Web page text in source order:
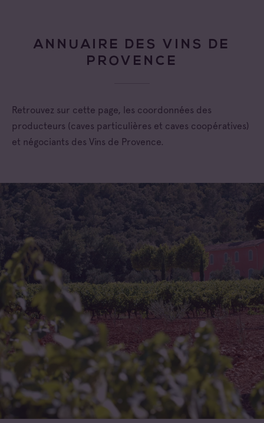
ANNUAIRE DES VINS DE
PROVENCE
Retrouvez sur cette page, les coordonnées des
producteurs (caves particulières et caves coopératives)
et négociants des Vins de Provence.